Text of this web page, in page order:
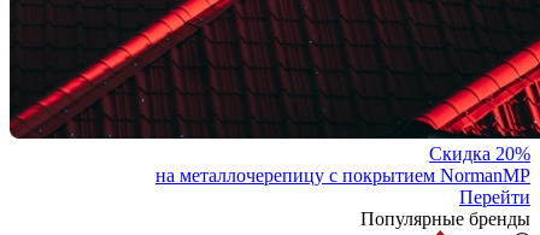
Скидка 20%
на металлочерепицу с покрытием NormanMP
Перейти
Популярные бренды